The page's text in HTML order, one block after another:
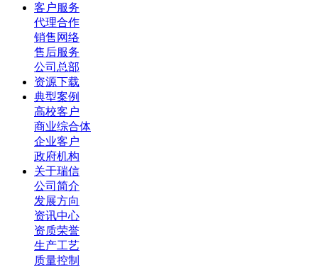
客户服务
代理合作
销售网络
售后服务
公司总部
资源下载
典型案例
高校客户
商业综合体
企业客户
政府机构
关于瑞信
公司简介
发展方向
资讯中心
资质荣誉
生产工艺
质量控制